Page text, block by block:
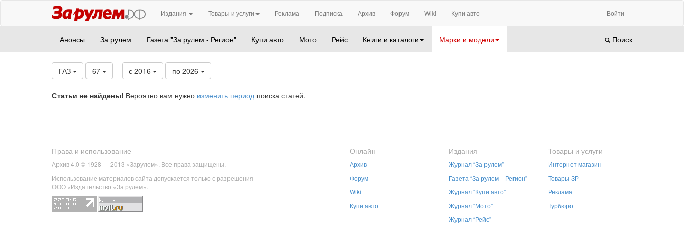
Издания Товары и услуги Реклама Подписка Архив Форум Wiki Купи авто Войти
Анонсы За рулем Газета "За рулем - Регион" Купи авто Мото Рейс Книги и каталоги Марки и модели Поиск
ГАЗ 67 с 2016 по 2026
Статьи не найдены! Вероятно вам нужно изменить период поиска статей.
Права и использование
Архив 4.0 © 1928 — 2013 «Зарулем». Все права защищены.
Использование материалов сайта допускается только с разрешения
ООО «Издательство «За рулем».
Онлайн
Архив
Форум
Wiki
Купи авто
Издания
Журнал “За рулем”
Газета “За рулем – Регион”
Журнал “Купи авто”
Журнал “Мото”
Журнал “Рейс”
Товары и услуги
Интернет магазин
Товары ЗР
Реклама
Турбюро